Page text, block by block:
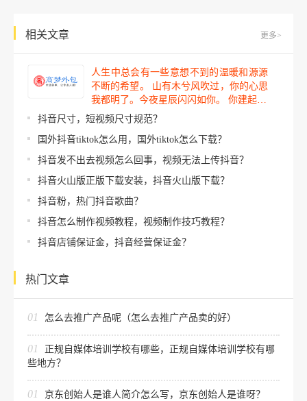
相关文章 更多>
人生中总会有一些意想不到的温暖和源源
不断的希望。 山有木兮风吹过，你的心思
我都明了。今夜星辰闪闪如你。 你建起…
抖音尺寸，短视频尺寸规范？
国外抖音tiktok怎么用，国外tiktok怎么下载？
抖音发不出去视频怎么回事，视频无法上传抖音？
抖音火山版正版下载安装，抖音火山版下载？
抖音粉，热门抖音歌曲？
抖音怎么制作视频教程，视频制作技巧教程？
抖音店铺保证金，抖音经营保证金？
热门文章
01 怎么去推广产品呢（怎么去推广产品卖的好）
01
正规自媒体培训学校有哪些，正规自媒体培训学校有哪
些地方？
01 京东创始人是谁人简介怎么写，京东创始人是谁呀？